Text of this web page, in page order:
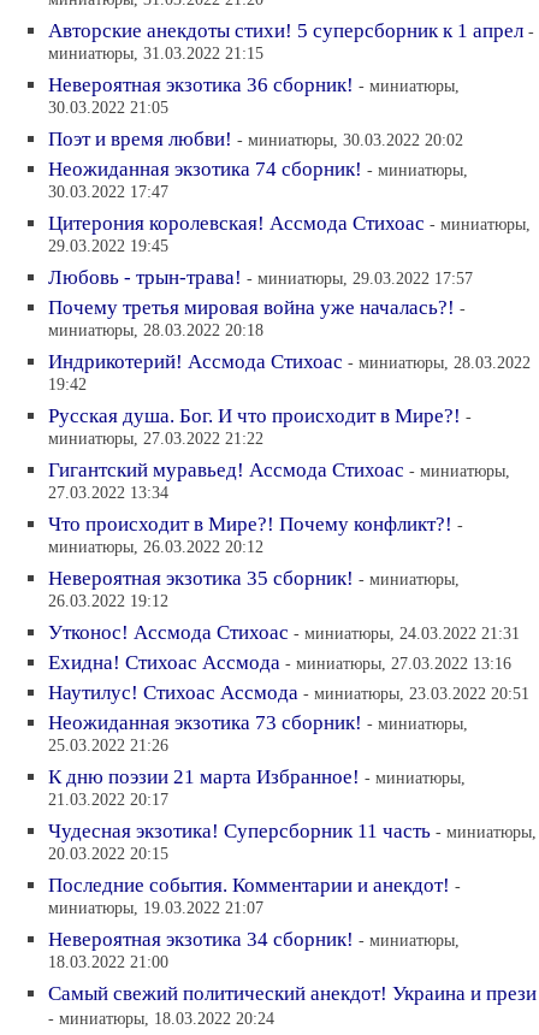
Авторские анекдоты стихи! 5 суперсборник к 1 апрел -
миниатюры, 31.03.2022 21:15
Невероятная экзотика 36 сборник! - миниатюры,
30.03.2022 21:05
Поэт и время любви! - миниатюры, 30.03.2022 20:02
Неожиданная экзотика 74 сборник! - миниатюры,
30.03.2022 17:47
Цитерония королевская! Ассмода Стихоас - миниатюры,
29.03.2022 19:45
Любовь - трын-трава! - миниатюры, 29.03.2022 17:57
Почему третья мировая война уже началась?! -
миниатюры, 28.03.2022 20:18
Индрикотерий! Ассмода Стихоас - миниатюры, 28.03.2022
19:42
Русская душа. Бог. И что происходит в Мире?! -
миниатюры, 27.03.2022 21:22
Гигантский муравьед! Ассмода Стихоас - миниатюры,
27.03.2022 13:34
Что происходит в Мире?! Почему конфликт?! -
миниатюры, 26.03.2022 20:12
Невероятная экзотика 35 сборник! - миниатюры,
26.03.2022 19:12
Утконос! Ассмода Стихоас - миниатюры, 24.03.2022 21:31
Ехидна! Стихоас Ассмода - миниатюры, 27.03.2022 13:16
Наутилус! Стихоас Ассмода - миниатюры, 23.03.2022 20:51
Неожиданная экзотика 73 сборник! - миниатюры,
25.03.2022 21:26
К дню поэзии 21 марта Избранное! - миниатюры,
21.03.2022 20:17
Чудесная экзотика! Суперсборник 11 часть - миниатюры,
20.03.2022 20:15
Последние события. Комментарии и анекдот! -
миниатюры, 19.03.2022 21:07
Невероятная экзотика 34 сборник! - миниатюры,
18.03.2022 21:00
Самый свежий политический анекдот! Украина и прези
- миниатюры, 18.03.2022 20:24